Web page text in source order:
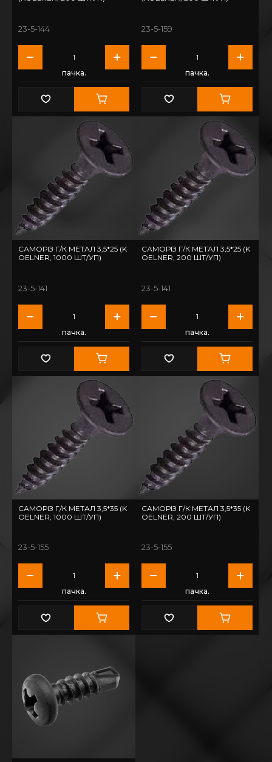
23-5-144
пачка.
23-5-159
пачка.
САМОРІЗ Г/К МЕТАЛ 3,5*25 (K
OELNER, 1000 ШТ/УП)
23-5-141
пачка.
САМОРІЗ Г/К МЕТАЛ 3,5*25 (K
OELNER, 200 ШТ/УП)
23-5-141
пачка.
САМОРІЗ Г/К МЕТАЛ 3,5*35 (K
OELNER, 1000 ШТ/УП)
23-5-155
пачка.
САМОРІЗ Г/К МЕТАЛ 3,5*35 (K
OELNER, 200 ШТ/УП)
23-5-155
пачка.